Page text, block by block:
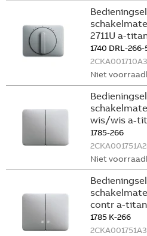
2711U a-
1740 DRL-
Niet
wis/wis a-
1785-266
Niet
contr a-
1785 K-266